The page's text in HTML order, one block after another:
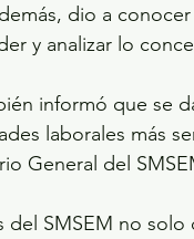
dio a
y analizar lo
informó que se
laborales más
General del
del SMSEM no